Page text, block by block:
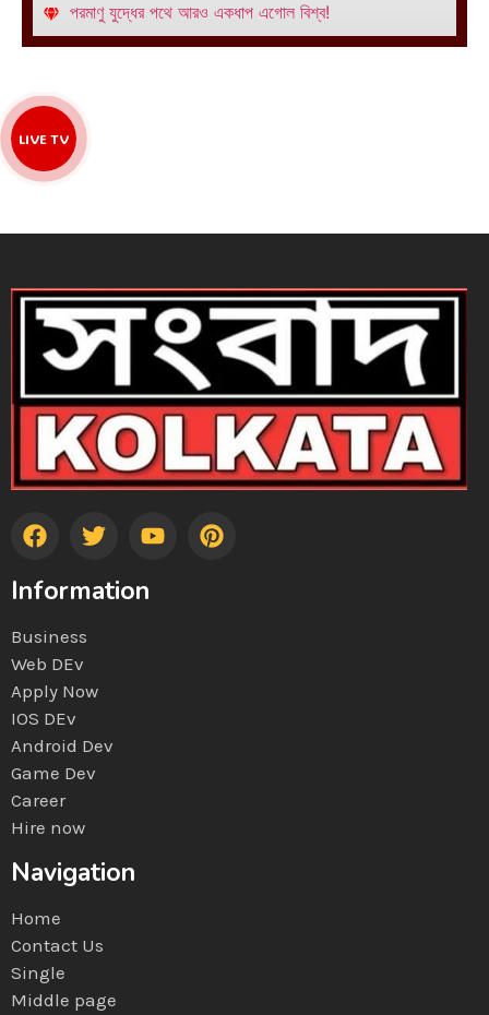
পরমাণু যুদ্ধের পথে আরও একধাপ এগোল বিশ্ব!
LIVE TV
Information
Business
Web DEv
Apply Now
IOS DEv
Android Dev
Game Dev
Career
Hire now
Navigation
Home
Contact Us
Single
Middle page